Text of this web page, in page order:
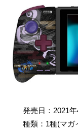
発売日：2021年4
種類：1種(マガ